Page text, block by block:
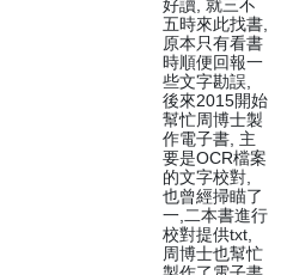
好讀, 就三不
五時來此找書,
原本只有看書
時順便回報一
些文字勘誤,
後來2015開始
幫忙周博士製
作電子書, 主
要是OCR檔案
的文字校對,
也曾經掃瞄了
一,二本書進行
校對提供txt,
周博士也幫忙